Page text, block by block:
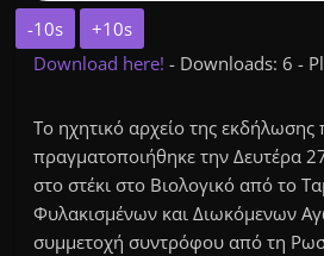
-10s
+10s
Download here!- Downloads: 6 -
Το ηχητικό αρχείο της εκδήλωσης
πραγματοποιήθηκε την Δευτέρα
στο στέκι στο Βιολογικό από το
Φυλακισμένων και Διωκόμενων
συμμετοχή συντρόφου από τη